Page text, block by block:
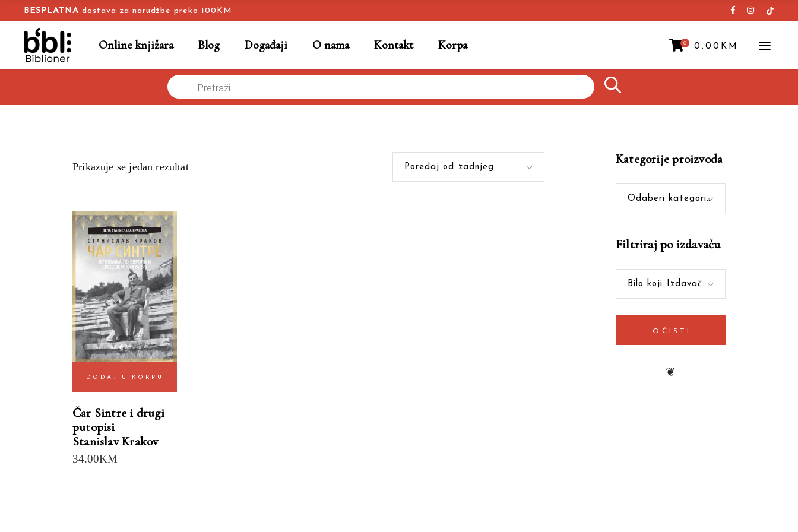
BESPLATNA dostava za narudžbe preko 100KM
Online knjižara Blog Događaji O nama Kontakt Korpa 0 0.00 KM
Prazna korpa.
putopisi
Products
search
Prikazuje se jedan rezultat Poredaj od zadnjeg
DODAJ U KORPU
Čar Sintre i drugi
putopisi
Stanislav Krakov
34.00KM
Kategorije proizvoda
Odaberi kategoriju
Filtriraj po izdavaču
Bilo koji Izdavač
OČISTI
❦